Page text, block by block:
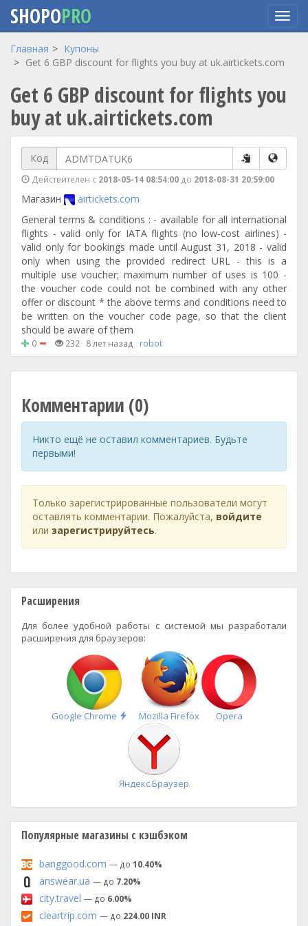
Перейти
содержанию
SHOPOPRO
Главная
Купоны
Get 6 GBP discount for flights you buy at uk.airtickets.com
Get 6 GBP discount for flights you
buy at uk.airtickets.com
Код
Действителен с 2018-05-14 08:54:00 до 2018-08-31 20:59:00
Магазин
airtickets.com
General terms & conditions : - available for all international
flights - valid only for IATA flights (no low-cost airlines) -
valid only for bookings made until August 31, 2018 - valid
only when using the provided redirect URL - this is a
multiple use voucher; maximum number of uses is 100 -
the voucher code could not be combined with any other
offer or discount * the above terms and conditions need to
be written on the voucher code page, so that the client
should be aware of them
0 232 8 лет назад robot
Комментарии (0)
Никто ещё не оставил комментариев. Будьте
первыми!
Только зарегистрированные пользователи могут
оставлять комментарии. Пожалуйста, войдите
или зарегистрируйтесь.
Расширения
Для более удобной работы с системой мы разработали
расширения для браузеров:
Google Chrome
Быстрая
установка
Mozilla Firefox Opera
Яндекс.Браузер
Популярные магазины с кэшбэком
banggood.com — до 10.40%
answear.ua — до 7.20%
city.travel — до 6.00%
cleartrip.com — до 224.00 INR